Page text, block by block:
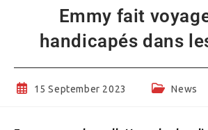
Emmy fait
handicapés dans
Post15 September 2023
PostNews